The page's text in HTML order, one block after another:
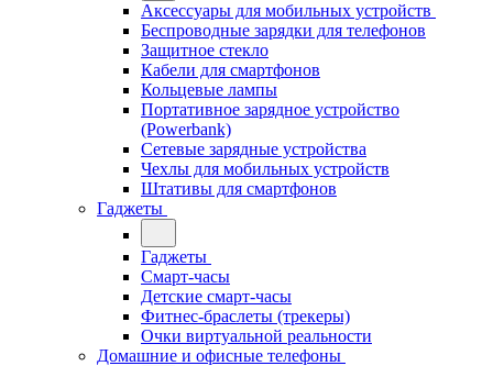
Аксессуары для мобильных устройств
Беспроводные зарядки для телефонов
Защитное стекло
Кабели для смартфонов
Кольцевые лампы
Портативное зарядное устройство
(Powerbank)
Сетевые зарядные устройства
Чехлы для мобильных устройств
Штативы для смартфонов
Гаджеты
Гаджеты
Смарт-часы
Детские смарт-часы
Фитнес-браслеты (трекеры)
Очки виртуальной реальности
Домашние и офисные телефоны